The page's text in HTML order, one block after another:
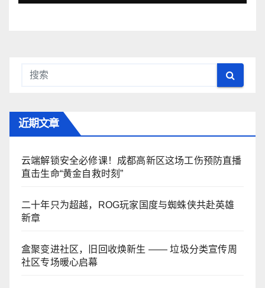
近期文章
云端解锁安全必修课！成都高新区这场工伤预防直播
直击生命“黄金自救时刻”
二十年只为超越，ROG玩家国度与蜘蛛侠共赴英雄
新章
盒聚变进社区，旧回收焕新生 —— 垃圾分类宣传周
社区专场暖心启幕